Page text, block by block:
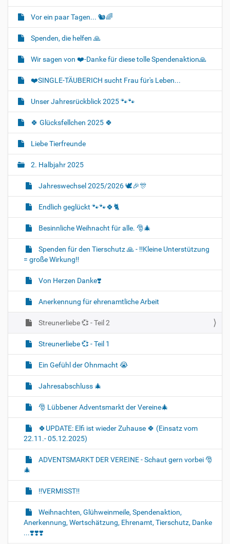
Vor ein paar Tagen... 🐿🌈
Spenden, die helfen 🙏
Wir sagen von ❤️-Danke für diese tolle Spendenaktion🙏
❤️SINGLE-TÄUBERICH sucht Frau für's Leben...
Unser Jahresrückblick 2025 🐾🐾
🍀 Glücksfellchen 2025 🍀
Liebe Tierfreunde
2. Halbjahr 2025
Jahreswechsel 2025/2026 🕊🎉🎊
Endlich geglückt 🐾🐾🍀🐈‍
Besinnliche Weihnacht für alle. 🎅🎄
Spenden für den Tierschutz 🙏 - ‼️Kleine Unterstützung
= große Wirkung‼️
Von Herzen Danke❣️
Anerkennung für ehrenamtliche Arbeit
Streunerliebe 💞 - Teil 2
Streunerliebe 💞 - Teil 1
Ein Gefühl der Ohnmacht 😭
Jahresabschluss 🎄
🎅 Lübbener Adventsmarkt der Vereine🎄
🍀UPDATE: Elfi ist wieder Zuhause 🍀 (Einsatz vom
22.11.- 05.12.2025)
ADVENTSMARKT DER VEREINE - Schaut gern vorbei 🎅
🎄
‼️VERMISST‼️
Weihnachten, Glühweinmeile, Spendenaktion,
Anerkennung, Wertschätzung, Ehrenamt, Tierschutz, Danke
...❣️❣️❣️